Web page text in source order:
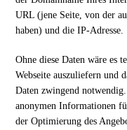
URL (jene Seite, von der
haben) und die IP-Adresse.
Ohne diese Daten wäre es
Webseite auszuliefern und
Daten zwingend
anonymen Informationen
der Optimierung des